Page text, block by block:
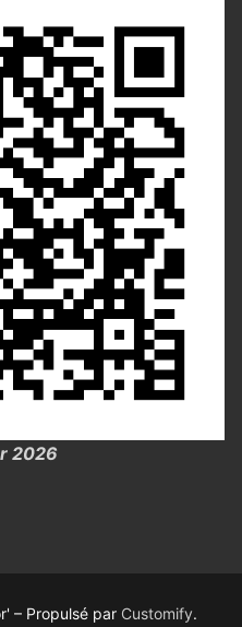
2026
– Propulsé par Customify.